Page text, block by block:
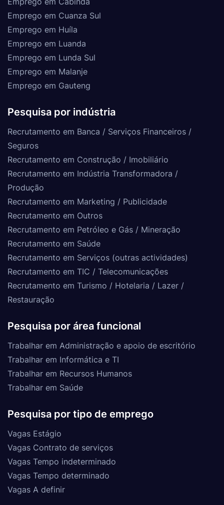
Emprego em Cuanza Sul
Emprego em Huíla
Emprego em Luanda
Emprego em Lunda Sul
Emprego em Malanje
Emprego em Gauteng
Pesquisa por indústria
Recrutamento em Banca / Serviços Financeiros /
Seguros
Recrutamento em Construção / Imobiliário
Recrutamento em Indústria Transformadora /
Produção
Recrutamento em Marketing / Publicidade
Recrutamento em Outros
Recrutamento em Petróleo e Gás / Mineração
Recrutamento em Saúde
Recrutamento em Serviços (outras actividades)
Recrutamento em TIC / Telecomunicações
Recrutamento em Turismo / Hotelaria / Lazer /
Restauração
Pesquisa por área funcional
Trabalhar em Administração e apoio de escritório
Trabalhar em Informática e TI
Trabalhar em Recursos Humanos
Trabalhar em Saúde
Pesquisa por tipo de emprego
Vagas Estágio
Vagas Contrato de serviços
Vagas Tempo indeterminado
Vagas Tempo determinado
Vagas A definir